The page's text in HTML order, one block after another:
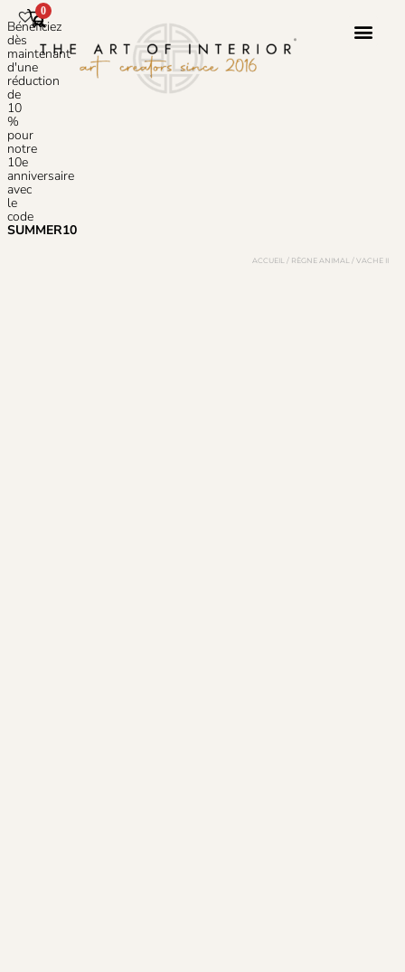
Bénéficiez
dès
maintenant
d'une
réduction
de
10
%
pour
notre
10e
anniversaire
avec
le
code
SUMMER10
0
ACCUEIL / RÈGNE ANIMAL / VACHE II